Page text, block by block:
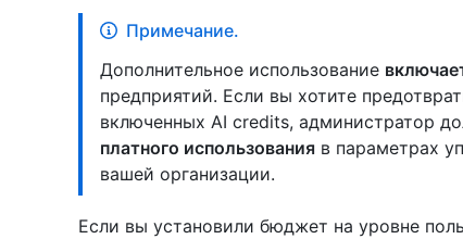
Примечание.
Дополнительное использование
предприятий. Если вы хотите
включенных AI credits, администратор
платного использования в параметрах
вашей организации.
Если вы установили бюджет на уровне